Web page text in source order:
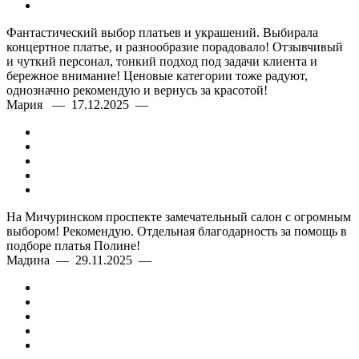
Фантастический выбор платьев и украшений. Выбирала
концертное платье, и разнообразие порадовало! Отзывчивый
и чуткий персонал, тонкий подход под задачи клиента и
бережное внимание! Ценовые категории тоже радуют,
однозначно рекомендую и вернусь за красотой!
Мария — 17.12.2025 —
На Мичуринском проспекте замечательный салон с огромным
выбором! Рекомендую. Отдельная благодарность за помощь в
подборе платья Полине!
Мадина — 29.11.2025 —